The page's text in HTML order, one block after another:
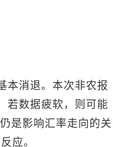
本消退。本次非农报
若数据疲软，则可能
是影响汇率走向的关
应。